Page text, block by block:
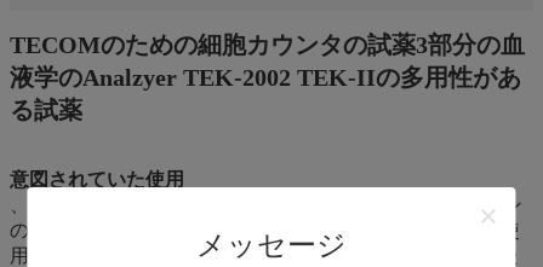
メッセージ
TECOMのための細胞カウンタの試薬3部分の血
液学のAnalzyer TEK-2002 TEK-IIの多用性があ
る試薬
意図されていた使用
、Tecom TEK-2002 TEK-IIの血液学の検光子のヘモグロビン
の決定数え、大きさで分類し、そしてWBCの微分血球に使
用するため。 このプロダクトは生体外の診断使用だけのた